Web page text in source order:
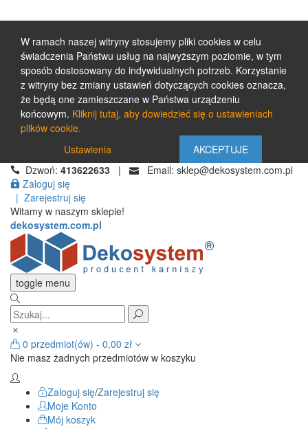
W ramach naszej witryny stosujemy pliki cookies w celu
świadczenia Państwu usług na najwyższym poziomie, w tym
sposób dostosowany do indywidualnych potrzeb. Korzystanie
z witryny bez zmiany ustawień dotyczących cookies oznacza,
że będą one zamieszczane w Państwa urządzeniu
końcowym. Kliknij tutaj, aby dowiedzieć się o ustawieniach
plików cookie.
Ustawienia
AKCEPTUJE
Dzwoń: 413622633 |
Email: sklep@dekosystem.com.pl
Zaloguj się
| Zarejestruj się
Witamy w naszym sklepie!
dekosystem.com.pl
toggle menu
0 przedmiot(ów) - 0,00 zł
Nie masz żadnych przedmiotów w koszyku
Zaloguj się/Zarejestruj się
Moje Konto
Mój koszyk